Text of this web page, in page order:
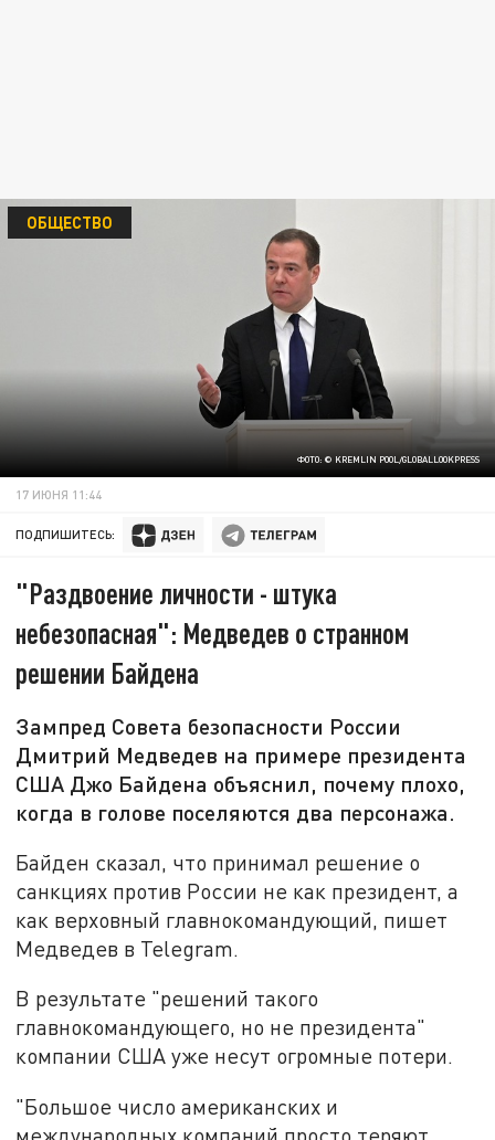
ФОТО: © KREMLIN POOL/GLOBALLOOKPRESS
ОБЩЕСТВО
17 ИЮНЯ 11:44
ПОДПИШИТЕСЬ:
"Раздвоение личности - штука
небезопасная": Медведев о странном
решении Байдена
Зампред Совета безопасности России
Дмитрий Медведев на примере президента
США Джо Байдена объяснил, почему плохо,
когда в голове поселяются два персонажа.
Байден сказал, что принимал решение о
санкциях против России не как президент, а
как верховный главнокомандующий, пишет
Медведев в Telegram.
В результате "решений такого
главнокомандующего, но не президента"
компании США уже несут огромные потери.
"Большое число американских и